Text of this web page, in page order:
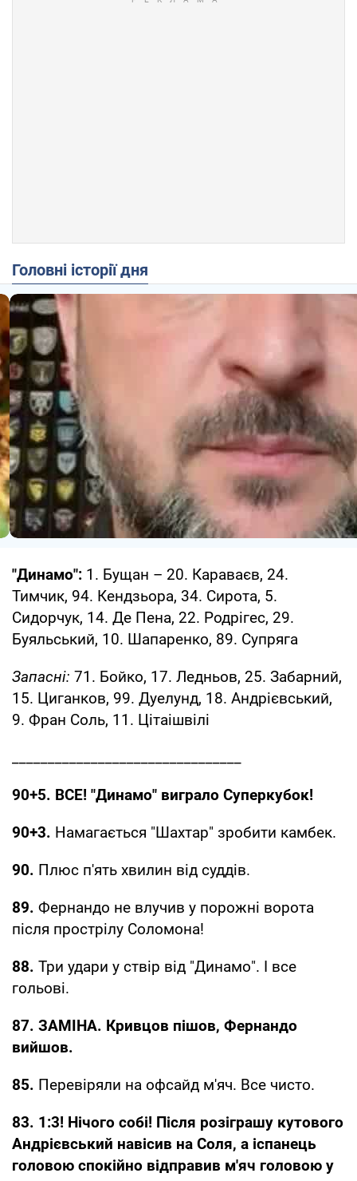
Головні історії дня
"Динамо": 1. Бущан – 20. Караваєв, 24.
Тимчик, 94. Кендзьора, 34. Сирота, 5.
Сидорчук, 14. Де Пена, 22. Родрігес, 29.
Буяльський, 10. Шапаренко, 89. Супряга
Запасні: 71. Бойко, 17. Ледньов, 25. Забарний,
15. Циганков, 99. Дуелунд, 18. Андрієвський,
9. Фран Соль, 11. Цітаішвілі
90+5. ВСЕ! "Динамо" виграло Суперкубок!
90+3. Намагається "Шахтар" зробити камбек.
90. Плюс п'ять хвилин від суддів.
89. Фернандо не влучив у порожні ворота
після прострілу Соломона!
88. Три удари у ствір від "Динамо". І все
гольові.
87. ЗАМІНА. Кривцов пішов, Фернандо
вийшов.
85. Перевіряли на офсайд м'яч. Все чисто.
83. 1:3! Нічого собі! Після розіграшу кутового
Андрієвський навісив на Соля, а іспанець
головою спокійно відправив м'яч головою у